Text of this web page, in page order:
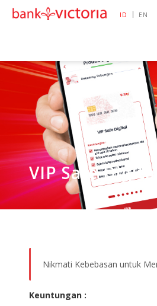
ID | EN
VIP Safe Digital
Nikmati Kebebasan untuk
Keuntungan :